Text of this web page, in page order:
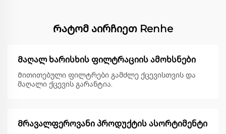
Რატომ აირჩიეთ Renhe
Მაღალ ხარისხის ფილტრაციის ამოხსნები
Მითითებული ფილტრები გამძლე ქცევისთვის და
მაღალი ქცევის გარანტია.
Მრავალფეროვანი პროდუქტის ასორტიმენტი